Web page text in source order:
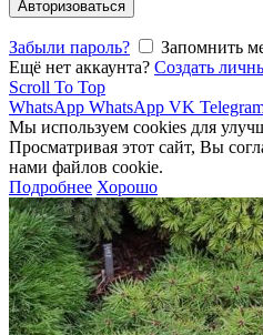
Авторизоваться
Забыли пароль?
Запомнить
Ещё нет аккаунта? Создать
Scroll To Top
WhatsApp WhatsApp VK
Мы используем cookies для
Просматривая этот сайт, Вы
нами файлов cookie.
Подробнее Хорошо